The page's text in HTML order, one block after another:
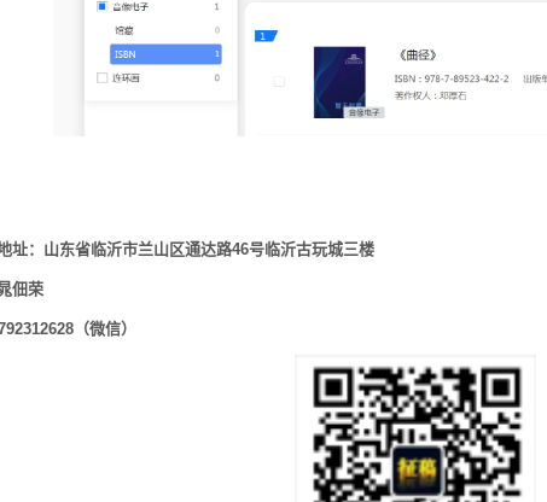
址：山东省临沂市兰山区通达路46号临沂古玩城三楼
佃荣
（微信）